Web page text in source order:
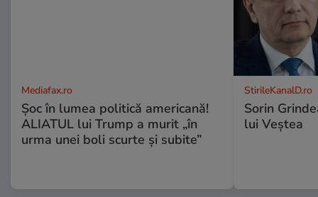
Mediafax.ro
Șoc în lumea politică americană!
ALIATUL lui Trump a murit „în
urma unei boli scurte și subite”
StirileKanalD.ro
Sorin
lui Veștea